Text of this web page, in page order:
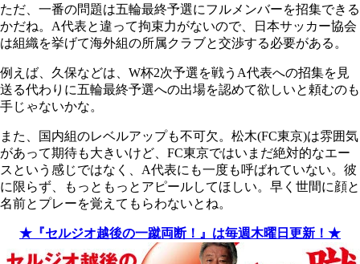
ただ、一番の問題は五輪最終予選にフルメンバーを招集できる
かだね。A代表と違って拘束力がないので、日本サッカー協会
は組織を挙げて海外組の所属クラブと交渉する必要がある。
例えば、久保などは、W杯2次予選を戦うA代表への招集を見
送る代わりに五輪最終予選への出場を認めて欲しいと頼むのも
手じゃないかな。
また、国内組のレベルアップも不可欠。松木(FC東京)は雰囲気
があって期待も大きいけど、FC東京ではいまだ絶対的なエー
スという感じではなく、A代表にも一度も呼ばれていない。彼
に限らず、もっともっとアピールしてほしい。早く世間に顔と
名前とプレーを覚えてもらわないとね。
★『セルジオ越後の一蹴両断！』は毎週木曜日更新！★